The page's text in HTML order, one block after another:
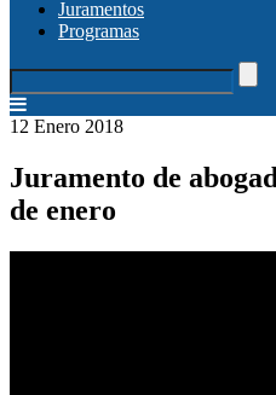
Juramentos
Programas
12 Enero 2018
Juramento de
de enero